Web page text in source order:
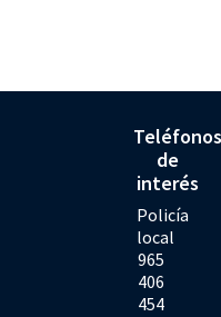
Teléfonos
de
interés
Policía
local
965
406
454